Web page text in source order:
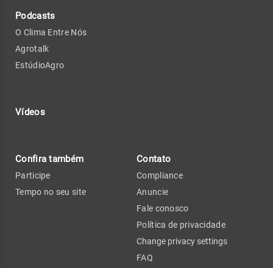
Podcasts
O Clima Entre Nós
Agrotalk
EstúdioAgro
Vídeos
Confira também
Participe
Tempo no seu site
Contato
Compliance
Anuncie
Fale conosco
Política de privacidade
Change privacy settings
FAQ